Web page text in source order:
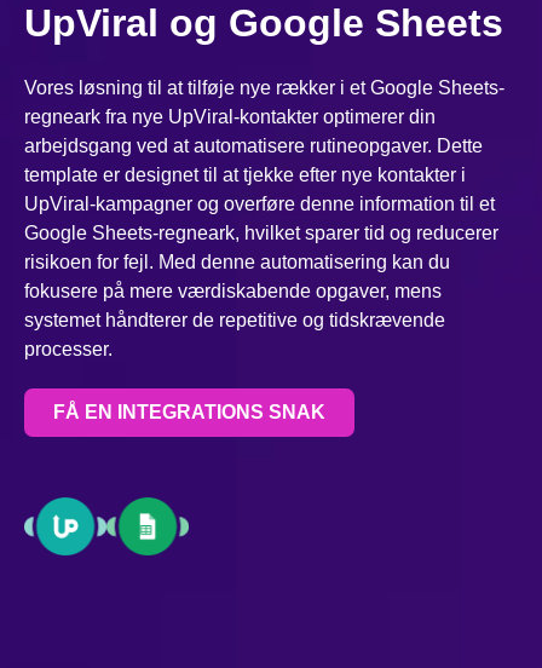
UpViral og Google Sheets
Vores løsning til at tilføje nye rækker i et Google Sheets-
regneark fra nye UpViral-kontakter optimerer din
arbejdsgang ved at automatisere rutineopgaver. Dette
template er designet til at tjekke efter nye kontakter i
UpViral-kampagner og overføre denne information til et
Google Sheets-regneark, hvilket sparer tid og reducerer
risikoen for fejl. Med denne automatisering kan du
fokusere på mere værdiskabende opgaver, mens
systemet håndterer de repetitive og tidskrævende
processer.
FÅ EN INTEGRATIONS SNAK